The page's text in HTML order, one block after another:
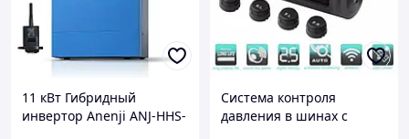
11 кВт Гибридный
инвертор Anenji ANJ-HHS-
Система контроля
давления в шинах с